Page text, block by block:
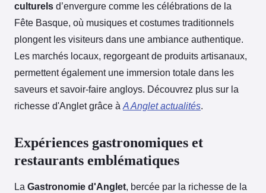
culturels d’envergure comme les célébrations de la
Fête Basque, où musiques et costumes traditionnels
plongent les visiteurs dans une ambiance authentique.
Les marchés locaux, regorgeant de produits artisanaux,
permettent également une immersion totale dans les
saveurs et savoir-faire angloys. Découvrez plus sur la
richesse d'Anglet grâce à A Anglet actualités.
Expériences gastronomiques et
restaurants emblématiques
La Gastronomie d'Anglet, bercée par la richesse de la